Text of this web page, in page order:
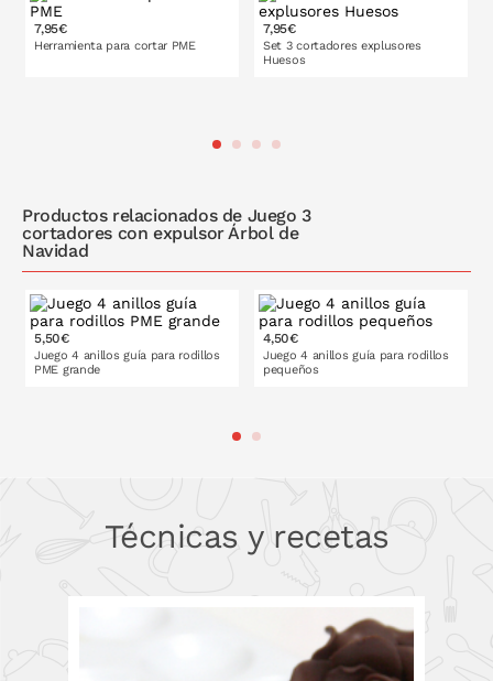
7,95€
Herramienta para cortar PME
7,95€
Set 3 cortadores explusores
Huesos
Productos relacionados de Juego 3
cortadores con expulsor Árbol de
Navidad
5,50€
Juego 4 anillos guía para rodillos
PME grande
4,50€
Juego 4 anillos guía para rodillos
pequeños
Técnicas y recetas